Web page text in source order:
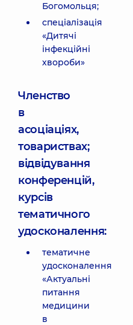
Богомольця;
спеціалізація
«Дитячі
інфекційні
хвороби»
Членство
в
асоціаціях,
товариствах;
відвідування
конференцій,
курсів
тематичного
удосконалення:
тематичне
удосконалення
«Актуальні
питання
медицини
в